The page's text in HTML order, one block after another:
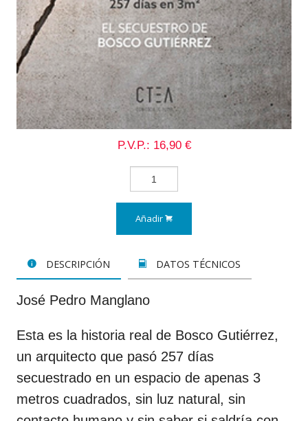
P.V.P.: 16,90 €
Añadir
DESCRIPCIÓN DATOS TÉCNICOS
José Pedro Manglano
Esta es la historia real de Bosco Gutiérrez,
un arquitecto que pasó 257 días
secuestrado en un espacio de apenas 3
metros cuadrados, sin luz natural, sin